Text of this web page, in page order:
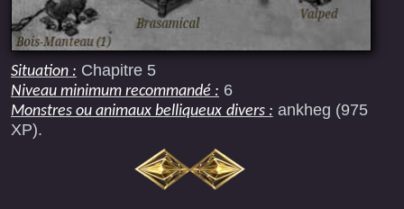
Situation : Chapitre 5
Niveau minimum recommandé : 6
Monstres ou animaux belliqueux divers : ankheg (975
XP).